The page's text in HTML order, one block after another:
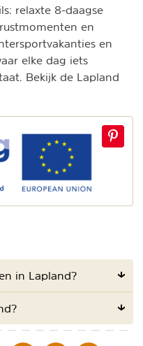
relaxte 8-daagse
en
en
elke dag iets
Bekijk de Lapland
in Lapland?